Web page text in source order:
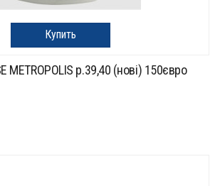
Купить
METROPOLIS p.39,40 (нові) 150євро